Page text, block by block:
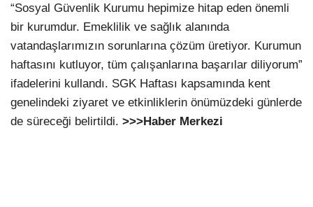
“Sosyal Güvenlik Kurumu hepimize hitap eden önemli
bir kurumdur. Emeklilik ve sağlık alanında
vatandaşlarımızın sorunlarına çözüm üretiyor. Kurumun
haftasını kutluyor, tüm çalışanlarına başarılar diliyorum”
ifadelerini kullandı. SGK Haftası kapsamında kent
genelindeki ziyaret ve etkinliklerin önümüzdeki günlerde
de süreceği belirtildi. >>>Haber Merkezi